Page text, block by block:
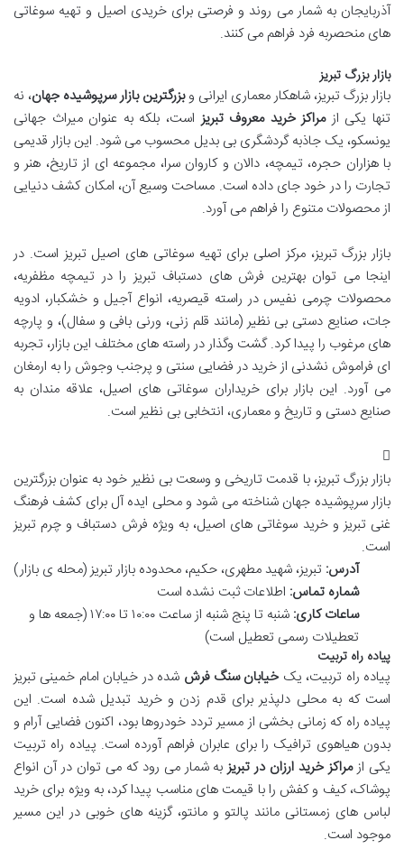
آذربایجان به شمار می روند و فرصتی برای خریدی اصیل و تهیه سوغاتی
های منحصربه فرد فراهم می کنند.
بازار بزرگ تبریز
بازار بزرگ تبریز، شاهکار معماری ایرانی وبزرگترین بازار سرپوشیده جهان، نه
تنها یکی ازمراکز خرید معروف تبریزاست، بلکه به عنوان میراث جهانی
یونسکو، یک جاذبه گردشگری بی بدیل محسوب می شود. این بازار قدیمی
با هزاران حجره، تیمچه، دالان و کاروان سرا، مجموعه ای از تاریخ، هنر و
تجارت را در خود جای داده است. مساحت وسیع آن، امکان کشف دنیایی
از محصولات متنوع را فراهم می آورد.
بازار بزرگ تبریز، مرکز اصلی برای تهیه سوغاتی های اصیل تبریز است. در
اینجا می توان بهترین فرش های دستباف تبریز را در تیمچه مظفریه،
محصولات چرمی نفیس در راسته قیصریه، انواع آجیل و خشکبار، ادویه
جات، صنایع دستی بی نظیر (مانند قلم زنی، ورنی بافی و سفال)، و پارچه
های مرغوب را پیدا کرد. گشت وگذار در راسته های مختلف این بازار، تجربه
ای فراموش نشدنی از خرید در فضایی سنتی و پرجنب وجوش را به ارمغان
می آورد. این بازار برای خریداران سوغاتی های اصیل، علاقه مندان به
صنایع دستی و تاریخ و معماری، انتخابی بی نظیر است.
بازار بزرگ تبریز، با قدمت تاریخی و وسعت بی نظیر خود به عنوان بزرگترین
بازار سرپوشیده جهان شناخته می شود و محلی ایده آل برای کشف فرهنگ
غنی تبریز و خرید سوغاتی های اصیل، به ویژه فرش دستباف و چرم تبریز
است.
آدرس: تبریز، شهید مطهری، حکیم، محدوده بازار تبریز (محله ی بازار)
شماره تماس: اطلاعات ثبت نشده است
ساعات کاری:
شنبه تا پنج شنبه از ساعت ۱۰:۰۰ تا ۱۷:۰۰ (جمعه ها و
تعطیلات رسمی تعطیل است)
پیاده راه تربیت
پیاده راه تربیت، یکخیابان سنگ فرش شده در خیابان امام خمینی تبریز
است که به محلی دلپذیر برای قدم زدن و خرید تبدیل شده است. این
پیاده راه که زمانی بخشی از مسیر تردد خودروها بود، اکنون فضایی آرام و
بدون هیاهوی ترافیک را برای عابران فراهم آورده است. پیاده راه تربیت
یکی ازمراکز خرید ارزان در تبریزبه شمار می رود که می توان در آن انواع
پوشاک، کیف و کفش را با قیمت های مناسب پیدا کرد، به ویژه برای خرید
لباس های زمستانی مانند پالتو و مانتو، گزینه های خوبی در این مسیر
موجود است.